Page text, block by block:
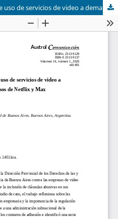
Regulación de los términos de uso de servicios de video a demanda en Argentina: los casos de Netflix y Max